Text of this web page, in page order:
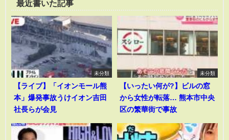
最近書いた記事
未分類
【ライブ】「イオンモール熊
本」爆発事故うけイオン吉田
社長らが会見
未分類
【いったい何が?】ビルの窓
から女性が転落… 熊本市中央
区の繁華街で事故